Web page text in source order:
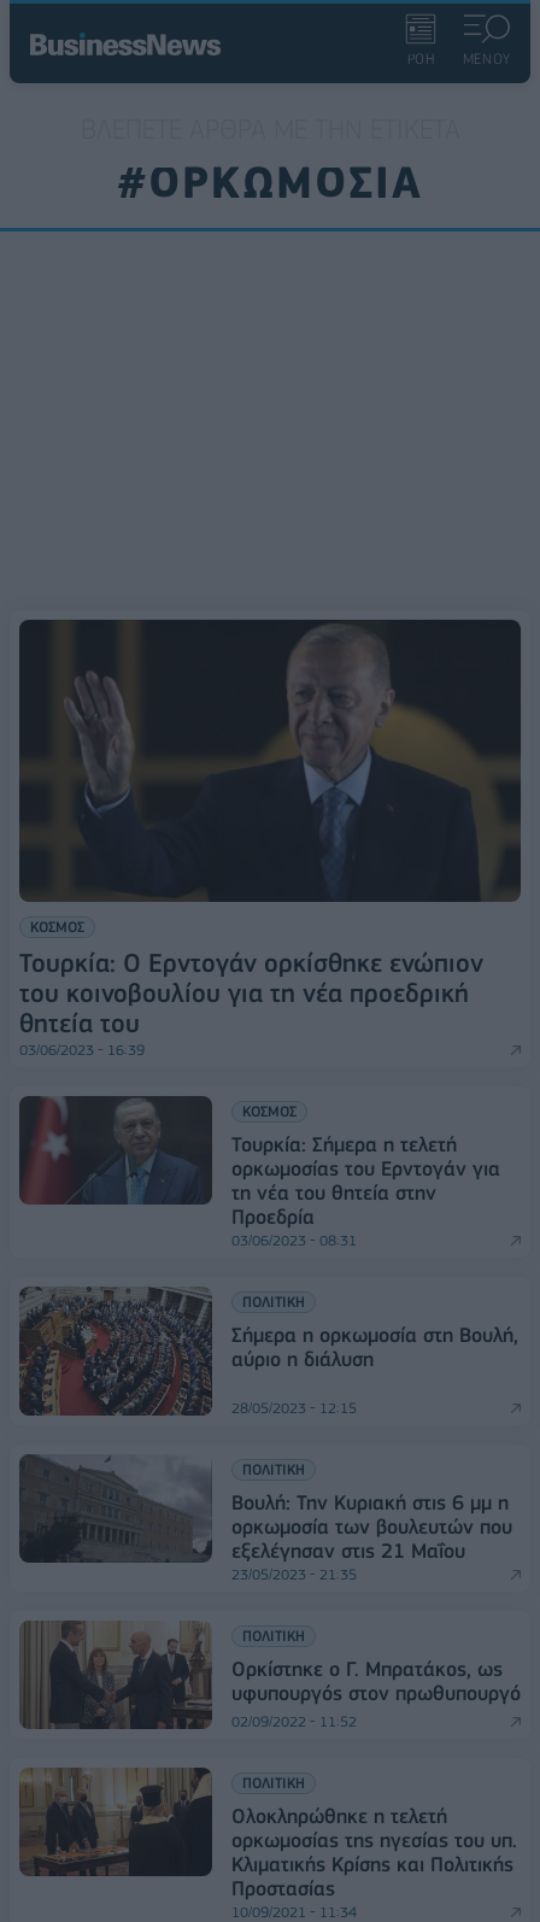
ΡΟΗ ΜΕΝΟΥ
#ΟΡΚΩΜΟΣΙΑ
ΚΟΣΜΟΣ
Τουρκία: Ο Ερντογάν ορκίσθηκε ενώπιον
του κοινοβουλίου για τη νέα προεδρική
θητεία του
03/06/2023 - 16:39
ΚΟΣΜΟΣ
Τουρκία: Σήμερα η τελετή
ορκωμοσίας του Ερντογάν για
τη νέα του θητεία στην
Προεδρία
03/06/2023 - 08:31
ΠΟΛΙΤΙΚΗ
Σήμερα η ορκωμοσία στη Βουλή,
αύριο η διάλυση
28/05/2023 - 12:15
ΠΟΛΙΤΙΚΗ
Βουλή: Την Κυριακή στις 6 μμ η
ορκωμοσία των βουλευτών που
εξελέγησαν στις 21 Μαΐου
23/05/2023 - 21:35
ΠΟΛΙΤΙΚΗ
Ορκίστηκε ο Γ. Μπρατάκος, ως
υφυπουργός στον πρωθυπουργό
02/09/2022 - 11:52
ΠΟΛΙΤΙΚΗ
Ολοκληρώθηκε η τελετή
ορκωμοσίας της ηγεσίας του υπ.
Κλιματικής Κρίσης και Πολιτικής
Προστασίας
10/09/2021 - 11:34